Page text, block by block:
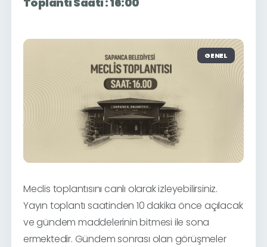
GENEL
Meclis toplantısını canlı olarak izleyebilirsiniz.
Yayın toplantı saatinden 10 dakika önce açılacak
ve gündem maddelerinin bitmesi ile sona
ermektedir. Gündem sonrası olan görüşmeler